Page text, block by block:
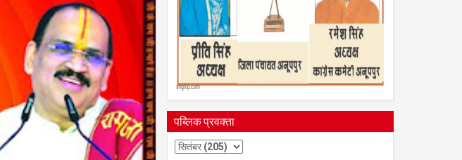
पब्लिक प्रवक्ता